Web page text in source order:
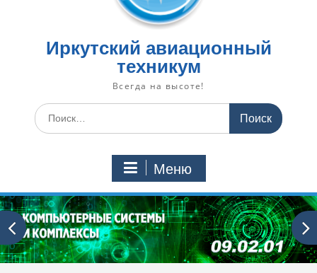
Иркутский авиационный
техникум
Всегда на высоте!
Искать:
Меню